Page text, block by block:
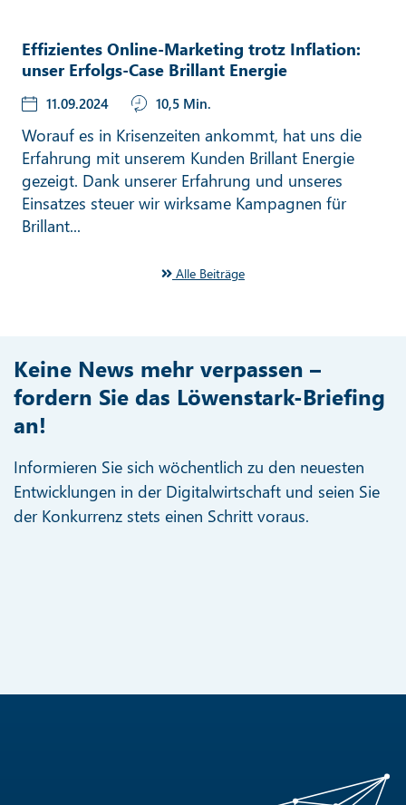
Effizientes Online-Marketing trotz Inflation:
unser Erfolgs-Case Brillant Energie
11.09.2024 10,5 Min.
Worauf es in Krisenzeiten ankommt, hat uns die
Erfahrung mit unserem Kunden Brillant Energie
gezeigt. Dank unserer Erfahrung und unseres
Einsatzes steuer wir wirksame Kampagnen für
Brillant...
Alle Beiträge
Keine News mehr verpassen –
fordern Sie das Löwenstark-Briefing
an!
Informieren Sie sich wöchentlich zu den neuesten
Entwicklungen in der Digitalwirtschaft und seien Sie
der Konkurrenz stets einen Schritt voraus.